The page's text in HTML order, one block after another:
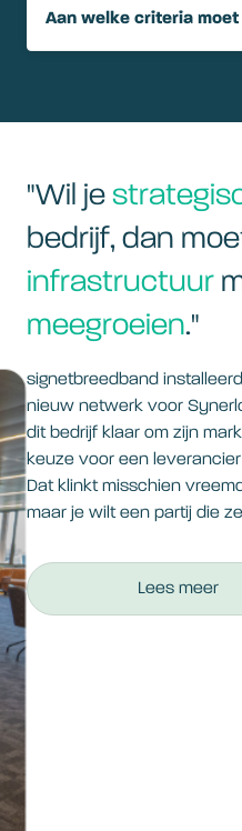
Aan welke criteria
"​Wil je
bedrijf, dan
infrastructuur
meegroeien."
signetbreedband
nieuw netwerk voor
dit bedrijf klaar om zijn
keuze voor een
Dat klinkt misschien
maar je wilt een partij die
Lees meer